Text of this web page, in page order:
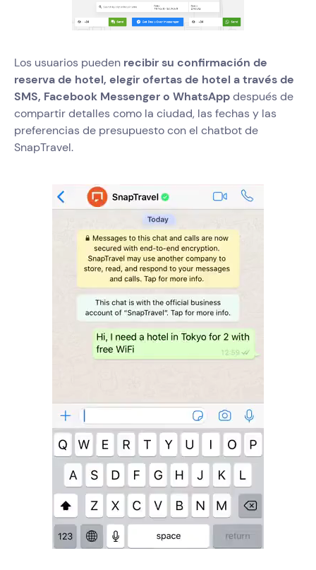
Los usuarios pueden recibir su confirmación de
reserva de hotel, elegir ofertas de hotel a través de
SMS, Facebook Messenger o WhatsAppdespués de
compartir detalles como la ciudad, las fechas y las
preferencias de presupuesto con el chatbot de
SnapTravel.